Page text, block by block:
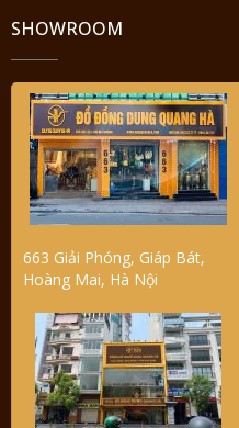
SHOWROOM
663 Giải Phóng, Giáp Bát,
Hoàng Mai, Hà Nội